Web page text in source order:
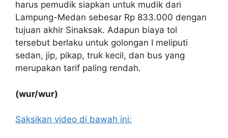
harus pemudik siapkan untuk mudik dari
Lampung-Medan sebesar Rp 833.000 dengan
tujuan akhir Sinaksak. Adapun biaya tol
tersebut berlaku untuk golongan I meliputi
sedan, jip, pikap, truk kecil, dan bus yang
merupakan tarif paling rendah.
(wur/wur)
Saksikan video di bawah ini: